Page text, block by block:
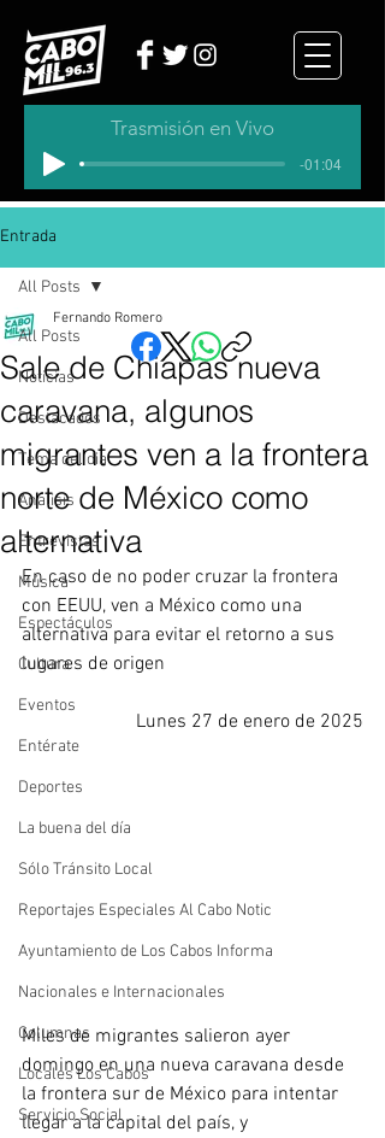
Trasmisión en Vivo
-01:04
Entrada
All Posts
Noticias
Destacados
Tema del dia
Analisis
Entrevistas
Música
Espectáculos
Cultura
Eventos
Entérate
Deportes
La buena del día
Sólo Tránsito Local
Reportajes Especiales Al Cabo Notic
Ayuntamiento de Los Cabos Informa
Nacionales e Internacionales
Columnas
Locales Los Cabos
Servicio Social
All Posts
Sale de Chiapas nueva
caravana, algunos
migrantes ven a la frontera
norte de México como
alternativa
Fernando Romero
En caso de no poder cruzar la frontera
con EEUU, ven a México como una
alternativa para evitar el retorno a sus
lugares de origen
Lunes 27 de enero de 2025
Miles de migrantes salieron ayer
domingo en una nueva caravana desde
la frontera sur de México para intentar
llegar a la capital del país, y